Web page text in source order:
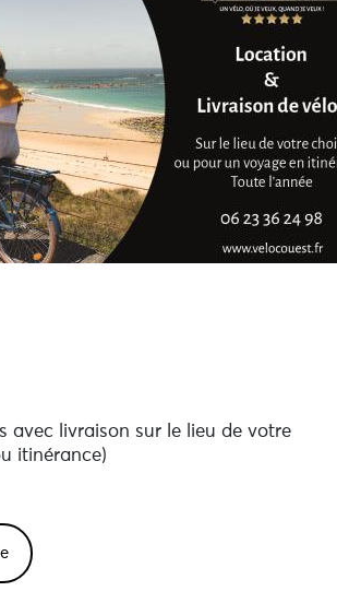
avec livraison sur le lieu de votre
itinérance)